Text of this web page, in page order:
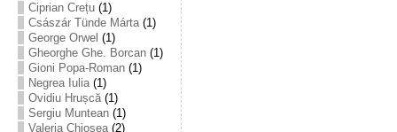
Ciprian Crețu(1)
Császár Tünde Márta(1)
George Orwel (1)
Gheorghe Ghe. Borcan(1)
Gioni Popa-Roman(1)
Negrea Iulia(1)
Ovidiu Hrușcă(1)
Sergiu Muntean(1)
Valeria Chiosea(2)